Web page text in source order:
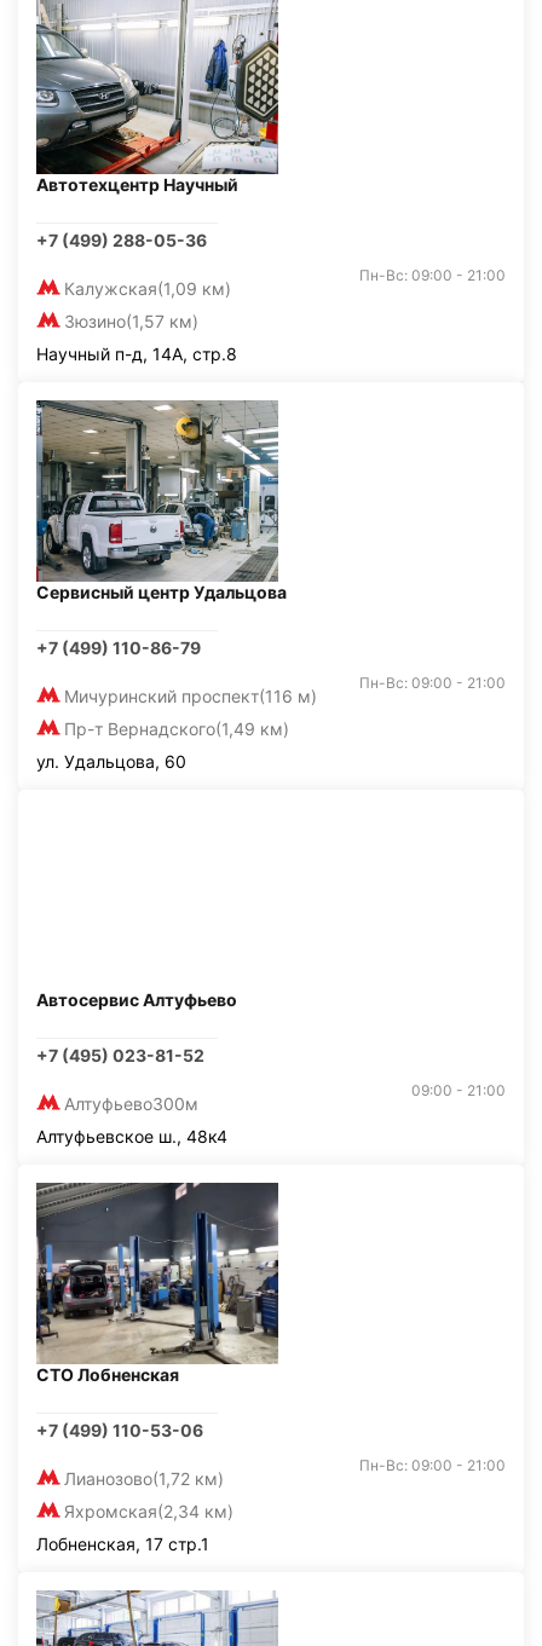
Автотехцентр Научный
+7 (499) 288-05-36
Калужская(1,09 км)
Зюзино(1,57 км)
Пн-Вс: 09:00 - 21:00
Научный п-д, 14А, стр.8
Сервисный центр Удальцова
+7 (499) 110-86-79
Мичуринский проспект(116 м)
Пр-т Вернадского(1,49 км)
Пн-Вс: 09:00 - 21:00
ул. Удальцова, 60
Автосервис Алтуфьево
+7 (495) 023-81-52
Алтуфьево300м
09:00 - 21:00
Алтуфьевское ш., 48к4
СТО Лобненская
+7 (499) 110-53-06
Лианозово(1,72 км)
Яхромская(2,34 км)
Пн-Вс: 09:00 - 21:00
Лобненская, 17 стр.1